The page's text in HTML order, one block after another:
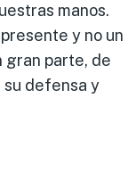
manos.
y no un
gran parte, de
su defensa y